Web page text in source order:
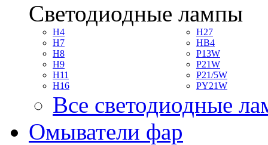
Светодиодные лампы
H4
H7
H8
H9
H11
H16
H27
HB4
P13W
P21W
P21/5W
PY21W
Все светодиодные
Омыватели фар